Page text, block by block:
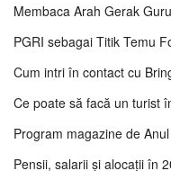
Membaca Arah Gerak
PGRI sebagai Titik Temu
Cum intri în contact cu
Ce poate să facă un turist
Program magazine de
Pensii, salarii și alocații în